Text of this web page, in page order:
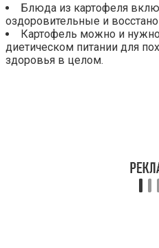
Блюда из картофеля
оздоровительные и
Картофель можно и
диетическом питании для
здоровья в целом.